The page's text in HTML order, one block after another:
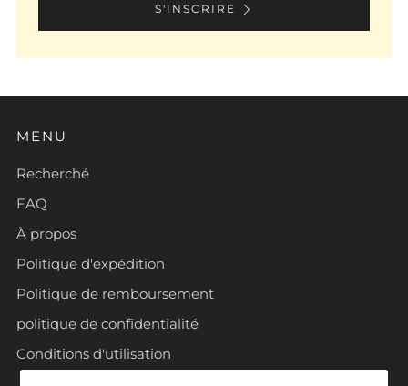
S'INSCRIRE
MENU
Recherché
FAQ
À propos
Politique d'expédition
Politique de remboursement
politique de confidentialité
Conditions d'utilisation